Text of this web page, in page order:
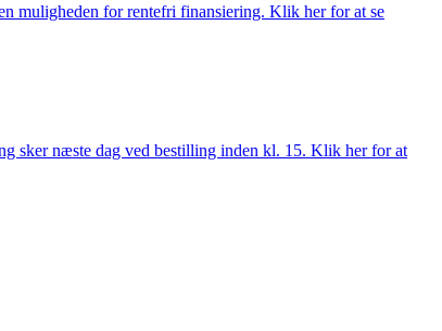
muligheden for rentefri finansiering. Klik her for at se
sker næste dag ved bestilling inden kl. 15. Klik her for at